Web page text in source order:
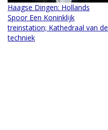
Haagse Dingen: Hollands
Spoor Een Koninklijk
treinstation; Kathedraal van de
techniek